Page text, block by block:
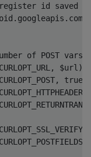
id saved
of POST vars,
, $url );
, true